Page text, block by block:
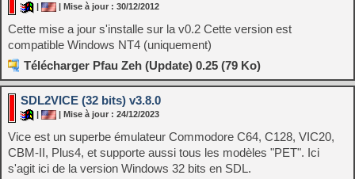
| | Mise à jour : 30/12/2012
Cette mise a jour s'installe sur la v0.2 Cette version est
compatible Windows NT4 (uniquement)
Télécharger Pfau Zeh (Update) 0.25 (79 Ko)
SDL2VICE (32 bits) v3.8.0
| | Mise à jour : 24/12/2023
Vice est un superbe émulateur Commodore C64, C128, VIC20,
CBM-II, Plus4, et supporte aussi tous les modèles "PET". Ici
s'agit ici de la version Windows 32 bits en SDL.